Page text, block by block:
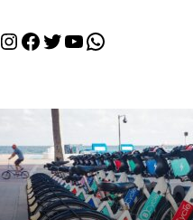
Instagram
Facebook
Twitter
Youtube
WhatsApp